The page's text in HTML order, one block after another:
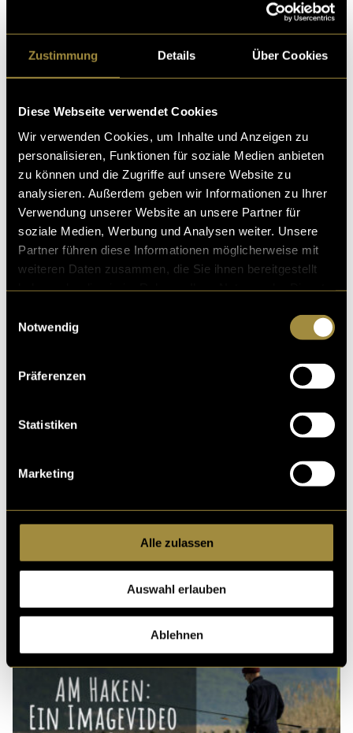
Zustimmung Details Über Cookies
Diese Webseite verwendet Cookies
Wir verwenden Cookies, um Inhalte und Anzeigen zu
personalisieren, Funktionen für soziale Medien anbieten
zu können und die Zugriffe auf unsere Website zu
analysieren. Außerdem geben wir Informationen zu Ihrer
Verwendung unserer Website an unsere Partner für
soziale Medien, Werbung und Analysen weiter. Unsere
Partner führen diese Informationen möglicherweise mit
weiteren Daten zusammen, die Sie ihnen bereitgestellt
Notwendig
Präferenzen
Statistiken
Marketing
Alle zulassen
Auswahl erlauben
Ablehnen
den letzten Jahren immer weiter. Allerdings habe ich
mir zu oft zu wenig Zeit für ausdrucksstarke
Aufnahmen und dessen Bearbeitung genommen.
Zudem hat mir das Abknipsen im ersten Studienjahr
Videoproduktion lag. Digezz hat sich also perfekt
dafür angeboten.
Hier geht es zu meinem Portfolio.
(bas)